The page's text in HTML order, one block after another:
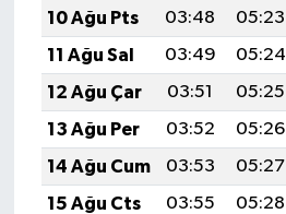
10 Ağu Pts
03:48 05:23
11 Ağu Sal
03:49 05:24
12 Ağu Çar
03:51 05:25
13 Ağu Per
03:52 05:26
14 Ağu Cum
03:53 05:27
15 Ağu Cts
03:55 05:28